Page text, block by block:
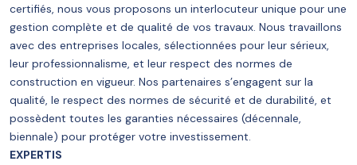
certifiés, nous vous proposons un interlocuteur unique pour une
gestion complète et de qualité de vos travaux. Nous travaillons
avec des entreprises locales, sélectionnées pour leur sérieux,
leur professionnalisme, et leur respect des normes de
construction en vigueur. Nos partenaires s’engagent sur la
qualité, le respect des normes de sécurité et de durabilité, et
possèdent toutes les garanties nécessaires (décennale,
biennale) pour protéger votre investissement.
EXPERTIS